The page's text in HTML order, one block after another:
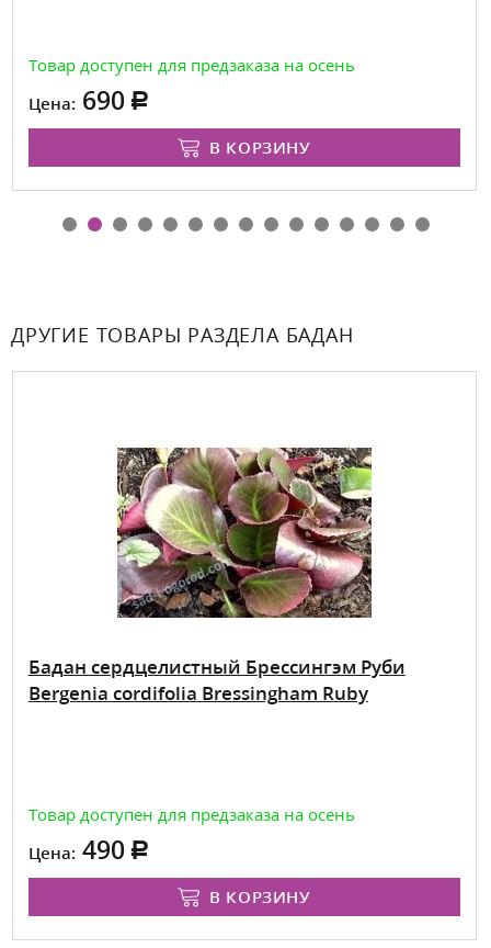
Товар доступен для предзаказа на осень
Цена: 690
В КОРЗИНУ
ДРУГИЕ ТОВАРЫ РАЗДЕЛА БАДАН
Бадан сердцелистный Брессингэм Руби
Bergenia cordifolia Bressingham Ruby
Товар доступен для предзаказа на осень
Цена: 490
В КОРЗИНУ